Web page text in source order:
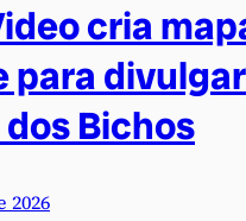
cria
para divulgar
Bichos
2026